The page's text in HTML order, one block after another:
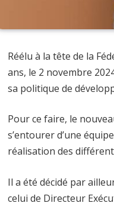
Réélu à la tête de la
ans, le 2 novembre
sa politique de
Pour ce faire, le
s’entourer d’une
réalisation des
Il a été décidé par
celui de Directeur